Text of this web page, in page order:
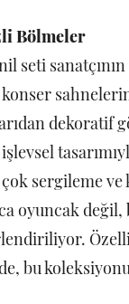
Bölmeler
seti
dekoratif
sergileme
oyuncak değil,
bu